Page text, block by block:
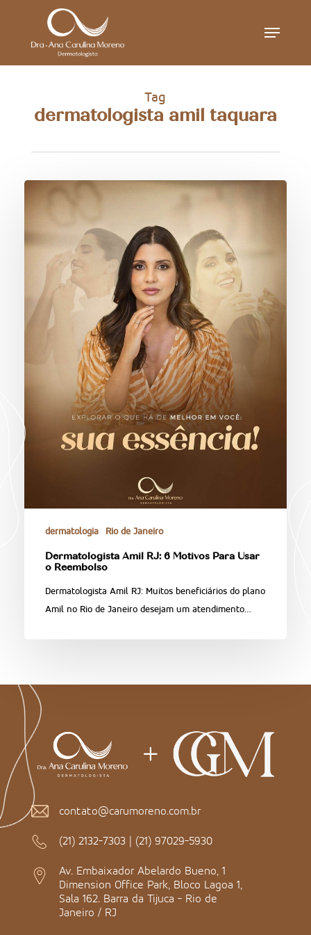
Menu
Tag
dermatologista amil taquara
dermatologia Rio de Janeiro
Dermatologista Amil RJ: 6 Motivos Para Usar
o Reembolso
Dermatologista Amil RJ: Muitos beneficiários do plano
Amil no Rio de Janeiro desejam um atendimento…
contato@carumoreno.com.br
(21) 2132-7303 | (21) 97029-5930
Av. Embaixador Abelardo Bueno, 1
Dimension Office Park, Bloco Lagoa 1,
Sala 162. Barra da Tijuca - Rio de
Janeiro / RJ